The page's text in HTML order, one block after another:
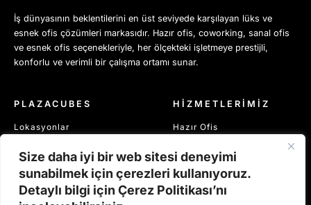
Size daha iyi bir web sitesi deneyimi
sunabilmek için çerezleri kullanıyoruz.
Detaylı bilgi için Çerez Politikası’nı
İş dünyasının beklentilerini en üst seviyede karşılayan lüks ve
esnek ofis çözümleri markasıdır. Hazır ofis, coworking, sanal ofis
ve esnek ofis seçenekleriyle, her ölçekteki işletmeye prestijli,
konforlu ve verimli bir çalışma ortamı sunar.
PLAZACUBES
Lokasyonlar
Politikalarımız
Çerez Politikamız
HİZMETLERİMİZ
Hazır Ofis
Coworking
Toplantı Alanları